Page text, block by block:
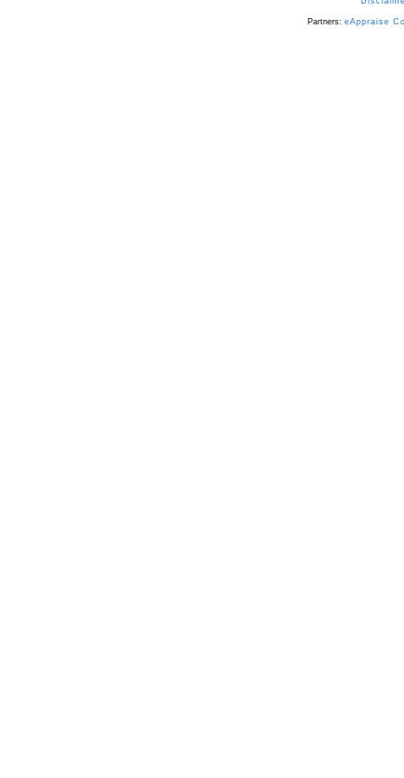
Partners: eAppraise